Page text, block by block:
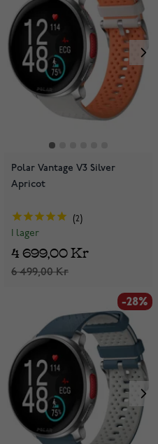
Polar Vantage V3 Silver
Apricot
2
I lager
6 499,00 Kr
4 699,00 Kr
-28%